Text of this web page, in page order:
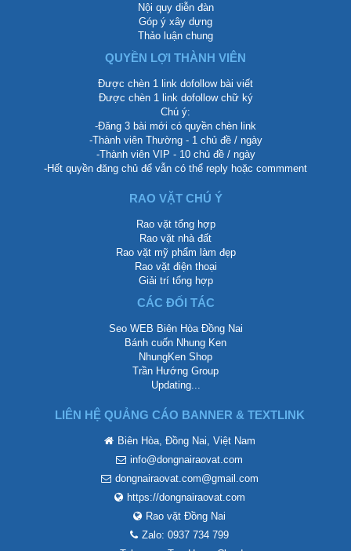
Nội quy diễn đàn
Góp ý xây dựng
Thảo luận chung
QUYỀN LỢI THÀNH VIÊN
Được chèn 1 link dofollow bài viết
Được chèn 1 link dofollow chữ ký
Chú ý:
-Đăng 3 bài mới có quyền chèn link
-Thành viên Thường - 1 chủ đề / ngày
-Thành viên VIP - 10 chủ đề / ngày
-Hết quyền đăng chủ để vẫn có thể reply hoặc commment
RAO VẶT CHÚ Ý
Rao vặt tổng hợp
Rao vặt nhà đất
Rao vặt mỹ phẩm làm đẹp
Rao vặt điện thoại
Giải trí tổng hợp
CÁC ĐỐI TÁC
Seo WEB Biên Hòa Đồng Nai
Bánh cuốn Nhung Ken
NhungKen Shop
Trần Hướng Group
Updating...
LIÊN HỆ QUẢNG CÁO BANNER & TEXTLINK
Biên Hòa, Đồng Nai, Việt Nam
info@dongnairaovat.com
dongnairaovat.com@gmail.com
https://dongnairaovat.com
Rao vặt Đồng Nai
Zalo: 0937 734 799